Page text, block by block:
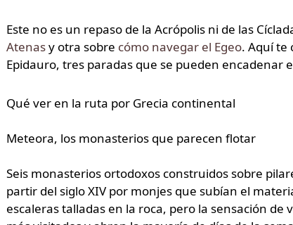
Este no es un repaso de la Acrópolis ni de las
Atenasy otra sobre cómo navegar el Egeo. Aquí te
Epidauro, tres paradas que se pueden encadenar
Qué ver en la ruta por Grecia continental
Meteora, los monasterios que parecen flotar
Seis monasterios ortodoxos construidos sobre
partir del siglo XIV por monjes que subían el
escaleras talladas en la roca, pero la sensación